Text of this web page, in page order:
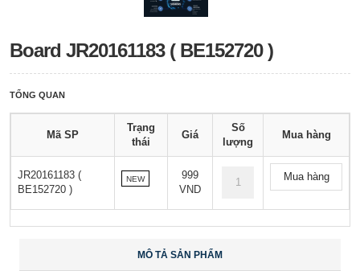
Board JR20161183 ( BE152720 )
TỔNG QUAN
Mã SP
Trạng
thái
Giá
Số
lượng
Mua hàng
JR20161183 (
BE152720 )
NEW
999
VND
Mua hàng
MÔ TẢ SẢN PHẨM